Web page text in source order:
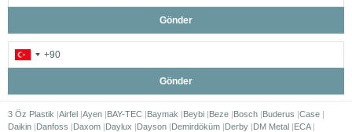
Gönder
Gönder
3 Öz Plastik Airfel Ayen BAY-TEC Baymak Beybi Beze Bosch Buderus Case
Daikin Danfoss Daxom Daylux Dayson Demirdöküm Derby DM Metal ECA